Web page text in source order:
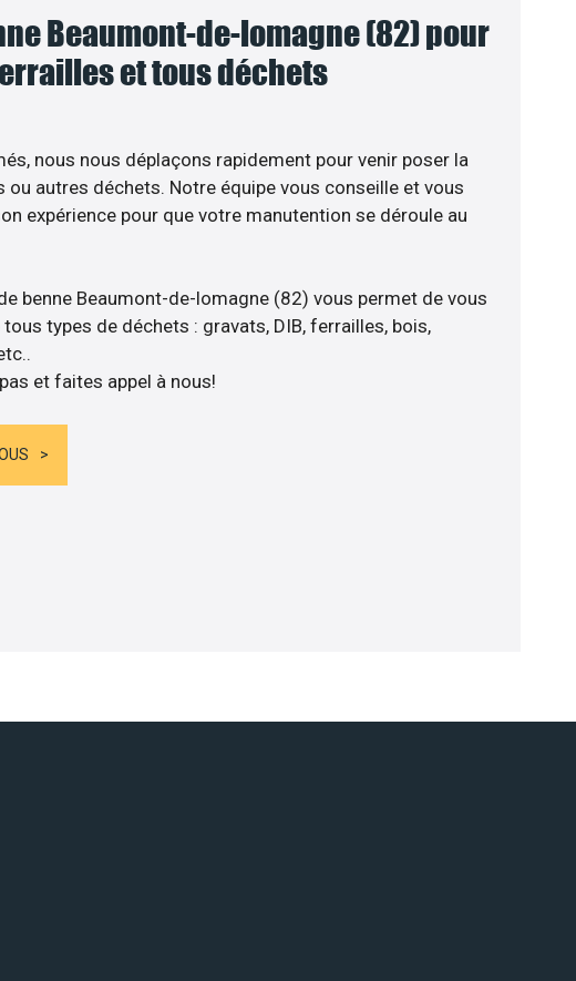
Beaumont-de-lomagne (82) pour
et tous déchets
nous nous déplaçons rapidement pour venir poser la
ou autres déchets. Notre équipe vous conseille et vous
expérience pour que votre manutention se déroule au
benne Beaumont-de-lomagne (82) vous permet de vous
types de déchets : gravats, DIB, ferrailles, bois,
et faites appel à nous!